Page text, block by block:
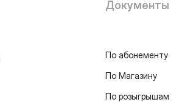
Документы
По абонементу
По Магазину
По розыгрышам